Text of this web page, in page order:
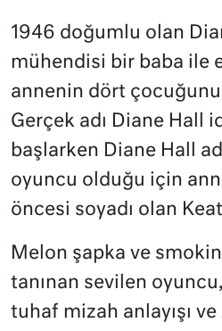
1946 doğumlu olan
mühendisi bir baba ile
annenin dört
Gerçek adı Diane Hall
başlarken Diane Hall
oyuncu olduğu için
öncesi soyadı olan
Melon şapka ve
tanınan sevilen
tuhaf mizah anlayışı